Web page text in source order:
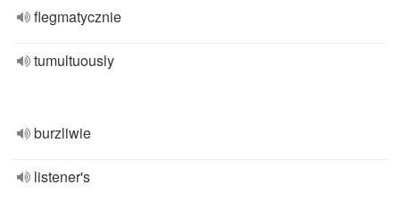
flegmatycznie
tumultuously
burzliwie
listener's